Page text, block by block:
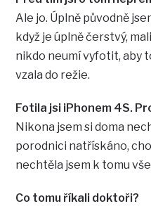
Ale jo. Úplně původně
když je úplně čerstvý,
nikdo neumí vyfotit, aby
vzala do režie.
Fotila jsi iPhonem 4S.
Nikona jsem si doma
porodnici natřískáno,
nechtěla jsem k tomu
Co tomu říkali doktoři?